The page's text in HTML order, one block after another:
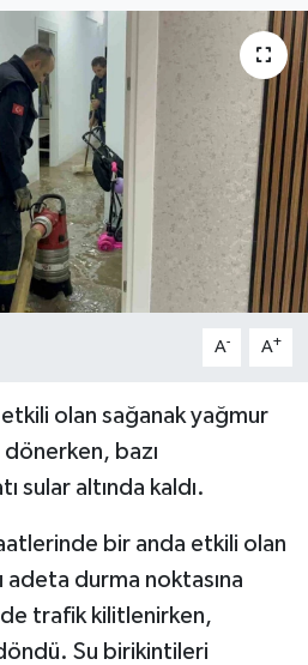
A- A+
olan sağanak yağmur
bazı
sular altında kaldı.
bir anda etkili olan
adeta durma noktasına
trafik kilitlenirken,
Su birikintileri